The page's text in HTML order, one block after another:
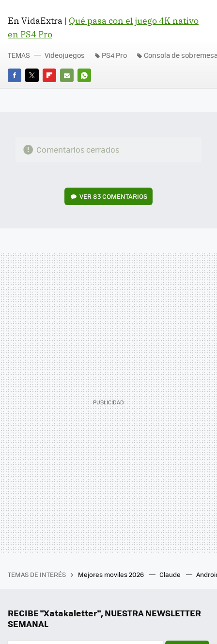
En VidaExtra | Qué pasa con el juego 4K nativo
en PS4 Pro
FACEBOOK
TWITTERFLIPBOARD
E-
WHATSAPP
TEMAS Videojuegos PS4 Pro Consola de
Comentarios cerrados
VER83 COMENTARIOS
TEMAS DE INTERÉS Mejores moviles 2026 Claude
RECIBE "Xatakaletter", NUESTRA NEWSLETTER
SEMANAL